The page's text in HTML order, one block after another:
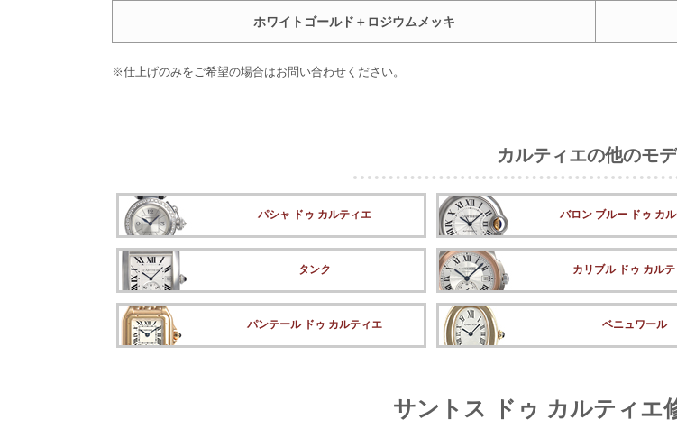
ホワイトゴールド＋ロジウムメッキ
※仕上げのみをご希望の場合はお問い合わせください。
カルティエの他のモ
パシャ ドゥ カルティエ バロン ブルー ドゥ カ
タンク カリブル ドゥ カル
パンテール ドゥ カルティエ ベニュワール
サントス ドゥ カルティエ